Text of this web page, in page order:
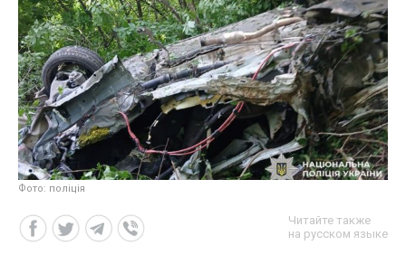
Фото: поліція
Читайте также
на русском языке